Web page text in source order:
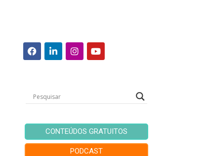
CONTEÚDOS GRATUITOS
PODCAST